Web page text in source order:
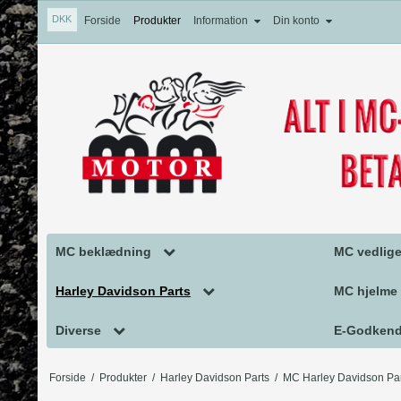
DKK Forside Produkter Information Din konto
MC beklædning
MC Handsker
Motorcykel Støvler
MC hjelmhuer/halsvarmere
MC
MC
BLUE-JOB
Harley Davidson Parts
Falcon udstødning
MC hjelme
MC Hjelm
Diverse E-
Forside / Produkter / Harley Davidson Parts / MC Harley Davidson